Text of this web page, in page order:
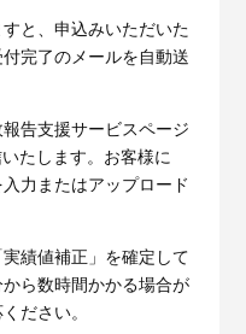
と、申込みいただいた
完了のメールを自動送
告支援サービスページ
たします。お客様に
力またはアップロード
績値補正」を確定して
ら数時間かかる場合が
ださい。